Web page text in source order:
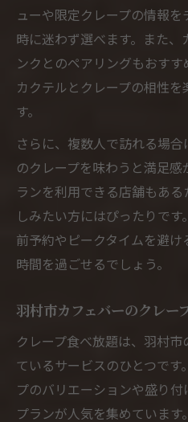
ューや限定クレープの情報
時に迷わず選べます。また
ンクとのペアリングもおす
カクテルとクレープの相性
す。
さらに、複数人で訪れる場
のクレープを味わうと満足
ランを利用できる店舗もあ
しみたい方にはぴったりで
前予約やピークタイムを避
時間を過ごせるでしょう。
羽村市カフェバーのクレー
クレープ食べ放題は、羽村
ているサービスのひとつで
プのバリエーションや盛り
プランが人気を集めていま